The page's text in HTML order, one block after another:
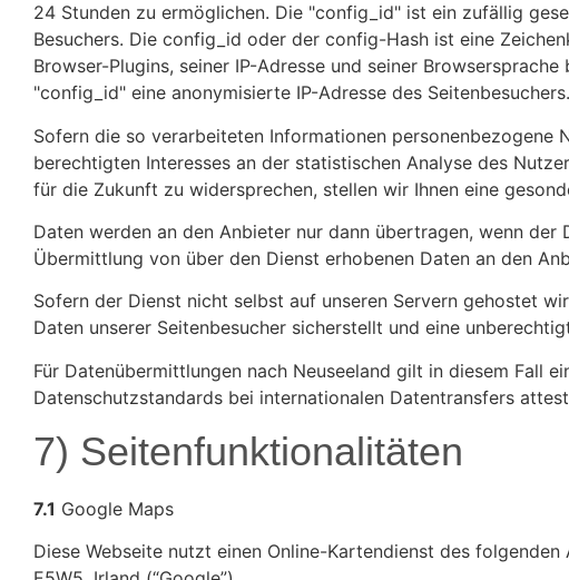
24 Stunden zu ermöglichen. Die "config_id" ist ein zufällig
Besuchers. Die config_id oder der config-Hash ist eine
Browser-Plugins, seiner IP-Adresse und seiner
"config_id" eine anonymisierte IP-Adresse des Seitenbesuchers.
Sofern die so verarbeiteten Informationen personenbezogene
berechtigten Interesses an der statistischen Analyse des
für die Zukunft zu widersprechen, stellen wir Ihnen eine
Daten werden an den Anbieter nur dann übertragen, wenn
Übermittlung von über den Dienst erhobenen Daten an den
Sofern der Dienst nicht selbst auf unseren Servern gehostet
Daten unserer Seitenbesucher sicherstellt und eine
Für Datenübermittlungen nach Neuseeland gilt in diesem Fall
Datenschutzstandards bei internationalen Datentransfers
7) Seitenfunktionalitäten
7.1 Google Maps
Diese Webseite nutzt einen Online-Kartendienst des